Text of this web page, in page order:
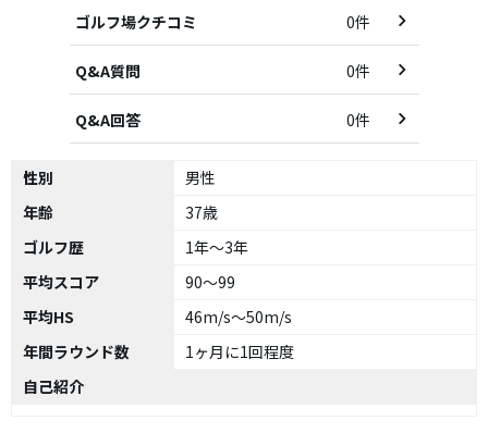
ゴルフ場クチコミ 0件
Q&A質問 0件
Q&A回答 0件
性別
男性
年齢
37歳
ゴルフ歴
1年～3年
平均スコア
90～99
平均HS
46m/s～50m/s
年間ラウンド数
1ヶ月に1回程度
自己紹介